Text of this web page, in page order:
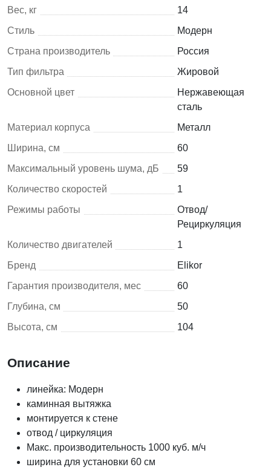
Вес, кг
14
Стиль
Модерн
Страна производитель
Россия
Тип фильтра
Жировой
Основной цвет
Нержавеющая
сталь
Материал корпуса
Металл
Ширина, см
60
Максимальный уровень шума, дБ
59
Количество скоростей
1
Режимы работы
Отвод/
Рециркуляция
Количество двигателей
1
Бренд
Elikor
Гарантия производителя, мес
60
Глубина, см
50
Высота, см
104
Описание
линейка: Модерн
каминная вытяжка
монтируется к стене
отвод / циркуляция
Макс. производительность 1000 куб. м/ч
ширина для установки 60 см